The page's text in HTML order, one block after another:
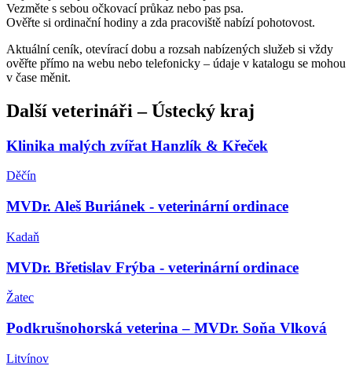
Vezměte s sebou očkovací průkaz nebo pas psa.
Ověřte si ordinační hodiny a zda pracoviště nabízí pohotovost.
Aktuální ceník, otevírací dobu a rozsah nabízených služeb si vždy
ověřte přímo na webu nebo telefonicky – údaje v katalogu se mohou
v čase měnit.
Další veterináři –Ústecký kraj
Klinika malých zvířat Hanzlík & Křeček
Děčín
MVDr. Aleš Buriánek - veterinární ordinace
Kadaň
MVDr. Břetislav Frýba - veterinární ordinace
Žatec
Podkrušnohorská veterina – MVDr. Soňa Vlková
Litvínov